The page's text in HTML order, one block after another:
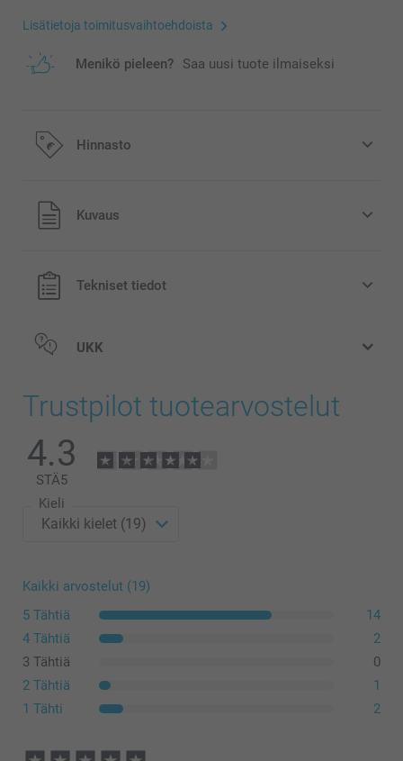
Lisätietoja toimitusvaihtoehdoista
Menikö pieleen? Saa uusi tuote ilmaiseksi
Hinnasto
Kaikki hinnat ovat euroina, sisältävät arvonlisäveron ja
eivät sisällä postikuluja.
Kuvaus
Tekniset tiedot
UKK
Trustpilot tuotearvostelut
4.3
STÄ5
Kieli
Kaikki arvostelut (19)
5 Tähtiä
14
4 Tähtiä
2
3 Tähtiä
0
2 Tähtiä
1
1 Tähti
2